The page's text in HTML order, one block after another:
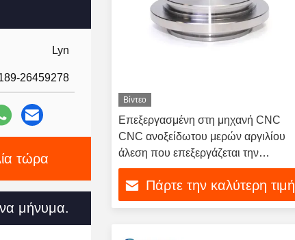
Lyn
26459278
τώρα
μήνυμα.
Βίντεο
Επεξεργασμένη στη μηχανή CNC
CNC ανοξείδωτου μερών αργιλίου
άλεση που επεξεργάζεται την
υπηρεσία
Πάρτε την καλύτερη τιμή